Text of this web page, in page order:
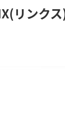
リンク